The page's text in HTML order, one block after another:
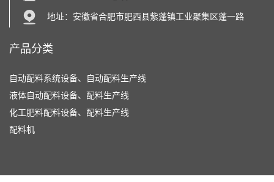
地址：安徽省合肥市肥西县紫蓬镇工业聚集区蓬一路
产品分类
自动配料系统设备、自动配料生产线
液体自动配料设备、配料生产线
化工肥料配料设备、配料生产线
配料机